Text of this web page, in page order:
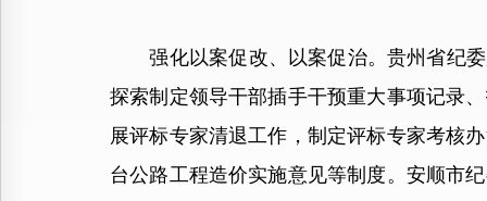
强化以案促改、以案促治。贵州省纪委
探索制定领导干部插手干预重大事项记录
展评标专家清退工作，制定评标专家考核
台公路工程造价实施意见等制度。安顺市